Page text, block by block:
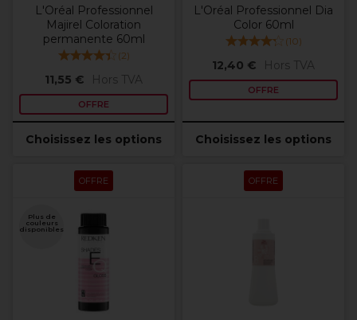
L'Oréal Professionnel
Majirel Coloration
permanente 60ml
(2)
11,55 € Hors TVA
OFFRE
Choisissez les options
L'Oréal Professionnel Dia
Color 60ml
(10)
12,40 € Hors TVA
OFFRE
Choisissez les options
OFFRE
Plus de
couleurs
disponibles
OFFRE